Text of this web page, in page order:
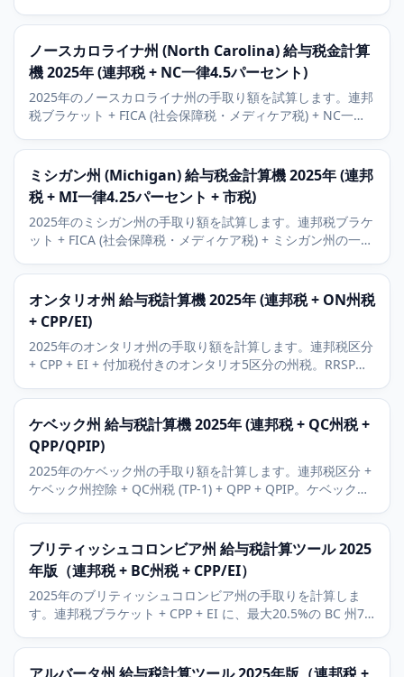
す。401(k) (確定拠出年金) とHSA (医療貯蓄口座) の控除、
2029年までの予定税率引き下げにも対応します。
ノースカロライナ州 (North Carolina) 給与税金計算
機 2025年 (連邦税 + NC一律4.5パーセント)
2025年のノースカロライナ州の手取り額を試算します。連邦
税ブラケット + FICA (社会保障税・メディケア税) + NC一律
療貯蓄口座) の控除、2027年までに3.99パーセントへ下がる
予定の税率を含みます。
ミシガン州 (Michigan) 給与税金計算機 2025年 (連邦
税 + MI一律4.25パーセント + 市税)
2025年のミシガン州の手取り額を試算します。連邦税ブラケ
ット + FICA (社会保障税・メディケア税) + ミシガン州の一律
ーセントの市税、グランドラピッズや他のMI都市は1.0から
1.5パーセントを加算します。
オンタリオ州 給与税計算機 2025年 (連邦税 + ON州税
+ CPP/EI)
2025年のオンタリオ州の手取り額を計算します。連邦税区分
+ CPP + EI + 付加税付きのオンタリオ5区分の州税。RRSPと
ケベック州 給与税計算機 2025年 (連邦税 + QC州税 +
QPP/QPIP)
2025年のケベック州の手取り額を計算します。連邦税区分 +
ケベック州控除 + QC州税 (TP-1) + QPP + QPIP。ケベックは
ブリティッシュコロンビア州 給与税計算ツール 2025
年版（連邦税 + BC州税 + CPP/EI）
2025年のブリティッシュコロンビア州の手取りを計算しま
す。連邦税ブラケット + CPP + EI に、最大20.5%の BC 州7